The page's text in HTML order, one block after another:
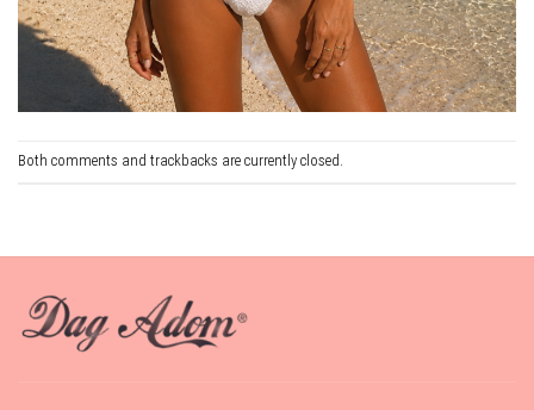
Both comments and trackbacks are currently closed.